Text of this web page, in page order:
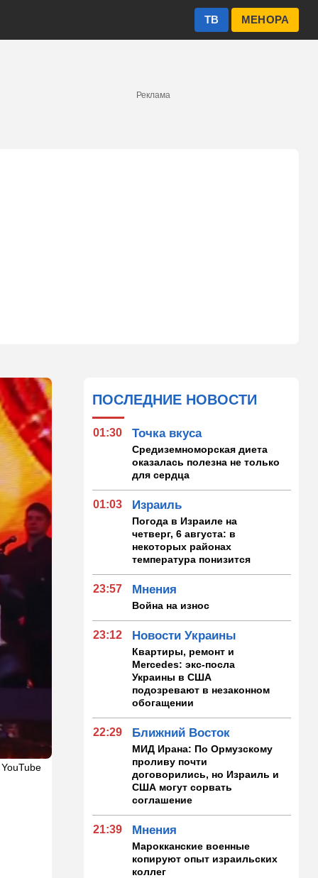
МЕНОРА
ТВ
Реклама
ПОСЛЕДНИЕ НОВОСТИ
01:30 Точка вкуса
Средиземноморская диета
оказалась полезна не только
для сердца
01:03 Израиль
Погода в Израиле на
четверг, 6 августа: в
некоторых районах
температура понизится
23:57 Мнения
Война на износ
23:12 Новости Украины
Квартиры, ремонт и
Mercedes: экс-посла
Украины в США
подозревают в незаконном
обогащении
22:29 Ближний Восток
МИД Ирана: По Ормузскому
проливу почти
договорились, но Израиль и
США могут сорвать
соглашение
21:39 Мнения
Марокканские военные
копируют опыт израильских
коллег